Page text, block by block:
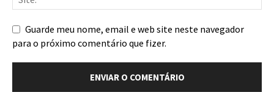
Guarde meu nome, email e web site neste navegador
para o próximo comentário que fizer.